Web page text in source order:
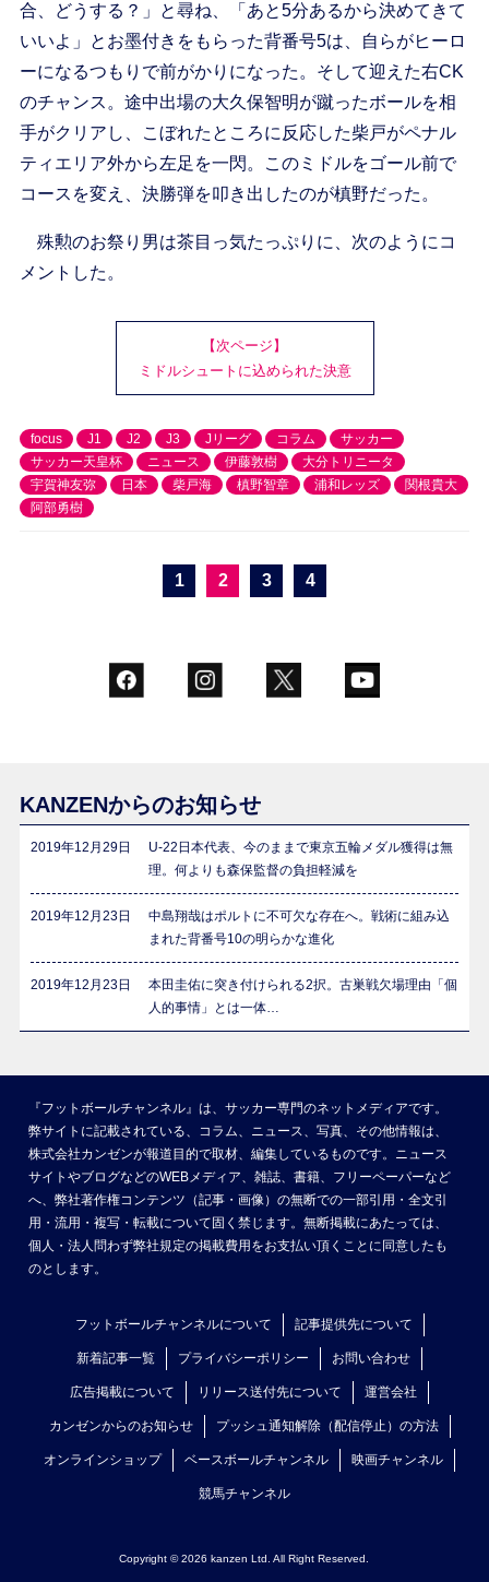
合、どうする？」と尋ね、「あと5分あるから決めてきて
いいよ」とお墨付きをもらった背番号5は、自らがヒーロ
ーになるつもりで前がかりになった。そして迎えた右CK
のチャンス。途中出場の大久保智明が蹴ったボールを相
手がクリアし、こぼれたところに反応した柴戸がペナル
ティエリア外から左足を一閃。このミドルをゴール前で
コースを変え、決勝弾を叩き出したのが槙野だった。
殊勲のお祭り男は茶目っ気たっぷりに、次のようにコ
メントした。
【次ページ】
ミドルシュートに込められた決意
focus J1 J2 J3 Jリーグ コラム
サッカー
サッカー天皇杯
ニュース 伊藤敦樹
大分トリニータ
宇賀神友弥
日本 柴戸海 槙野智章 浦和レッズ
関根貴大
阿部勇樹
1 2 3 4
KANZENからのお知らせ
2019年12月29日
U-22日本代表、今のままで東京五輪メダル獲得は無
理。何よりも森保監督の負担軽減を
2019年12月23日
中島翔哉はポルトに不可欠な存在へ。戦術に組み込
まれた背番号10の明らかな進化
2019年12月23日
本田圭佑に突き付けられる2択。古巣戦欠場理由「個
人的事情」とは一体…
『フットボールチャンネル』は、サッカー専門のネットメディアです。
弊サイトに記載されている、コラム、ニュース、写真、その他情報は、
株式会社カンゼンが報道目的で取材、編集しているものです。ニュース
サイトやブログなどのWEBメディア、雑誌、書籍、フリーペーパーなど
へ、弊社著作権コンテンツ（記事・画像）の無断での一部引用・全文引
用・流用・複写・転載について固く禁じます。無断掲載にあたっては、
個人・法人問わず弊社規定の掲載費用をお支払い頂くことに同意したも
のとします。
フットボールチャンネルについて 記事提供先について
新着記事一覧 プライバシーポリシー お問い合わせ
広告掲載について リリース送付先について 運営会社
カンゼンからのお知らせ プッシュ通知解除（配信停止）の方法
オンラインショップ ベースボールチャンネル 映画チャンネル
競馬チャンネル
Copyright © 2026 kanzen Ltd. All Right Reserved.